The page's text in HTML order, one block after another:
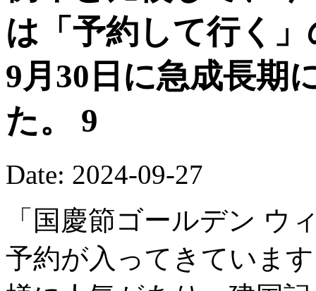
は「予約して行く
9月30日に急成長期
た。 9
Date: 2024-09-27
「国慶節ゴールデン ウ
予約が入ってきていま